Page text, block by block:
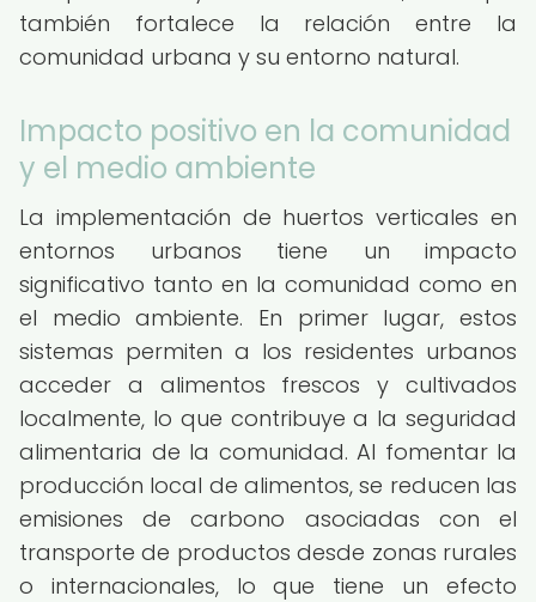
también fortalece la relación entre la
comunidad urbana y su entorno natural.
Impacto positivo en la comunidad
y el medio ambiente
La implementación de huertos verticales en
entornos urbanos tiene un impacto
significativo tanto en la comunidad como en
el medio ambiente. En primer lugar, estos
sistemas permiten a los residentes urbanos
acceder a alimentos frescos y cultivados
localmente, lo que contribuye a la seguridad
alimentaria de la comunidad. Al fomentar la
producción local de alimentos, se reducen las
emisiones de carbono asociadas con el
transporte de productos desde zonas rurales
o internacionales, lo que tiene un efecto